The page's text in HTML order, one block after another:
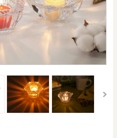
20000
～ 円
OK